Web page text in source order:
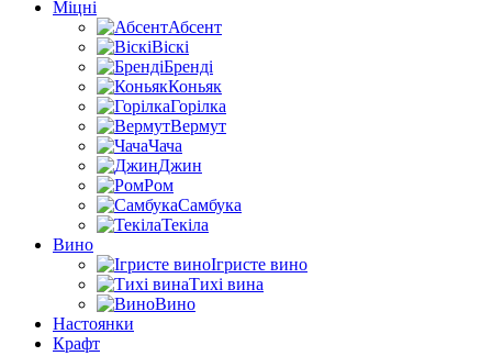
Міцні
Абсент
Віскі
Бренді
Коньяк
Горілка
Вермут
Чача
Джин
Ром
Самбука
Текіла
Вино
Ігристе вино
Тихі вина
Вино
Настоянки
Крафт